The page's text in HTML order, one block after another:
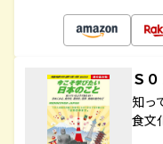
Ｓ
知っ
食文